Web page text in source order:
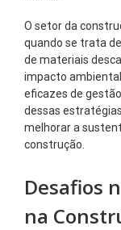
O setor da
quando se trata
de materiais
impacto
eficazes de
dessas
melhorar a
construção.
Desafios
na